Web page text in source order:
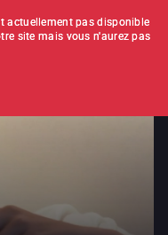
actuellement pas disponible
site mais vous n'aurez pas